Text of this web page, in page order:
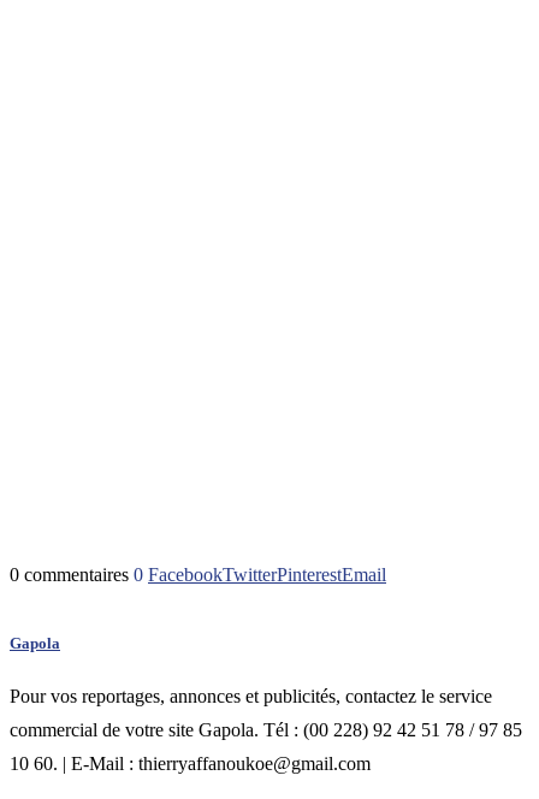
0 commentaires 0 FacebookTwitterPinterestEmail
Gapola
Pour vos reportages, annonces et publicités, contactez le service
commercial de votre site Gapola. Tél : (00 228) 92 42 51 78 / 97 85
10 60. | E-Mail : thierryaffanoukoe@gmail.com